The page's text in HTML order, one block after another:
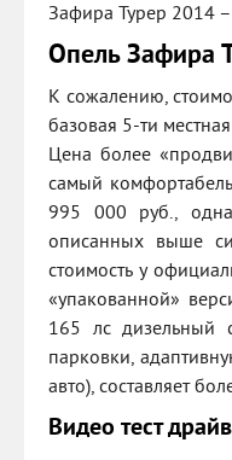
Зафира Турер 2014
Опель Зафира
К сожалению,
базовая 5-ти
Цена более
самый
995 000 руб.,
описанных выше
стоимость у
«упакованной»
165 лс дизельный
парковки,
авто), составляет
Видео тест